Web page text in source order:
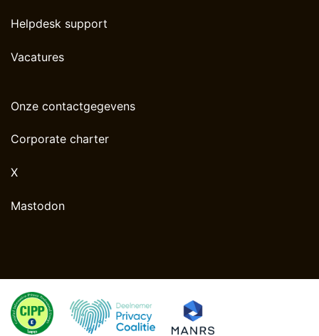
Helpdesk support
Vacatures
Onze contactgegevens
Corporate charter
X
Mastodon